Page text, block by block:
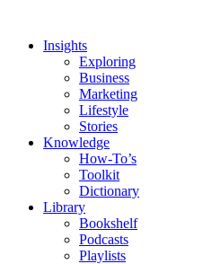
Insights
Exploring
Business
Marketing
Lifestyle
Stories
Knowledge
How-To’s
Toolkit
Dictionary
Library
Bookshelf
Podcasts
Playlists